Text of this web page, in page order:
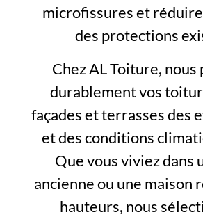
microfissures et
des protections
Chez AL Toiture,
durablement vos
façades et terrasses des
et des conditions
Que vous viviez dans
ancienne ou une maison
hauteurs, nous